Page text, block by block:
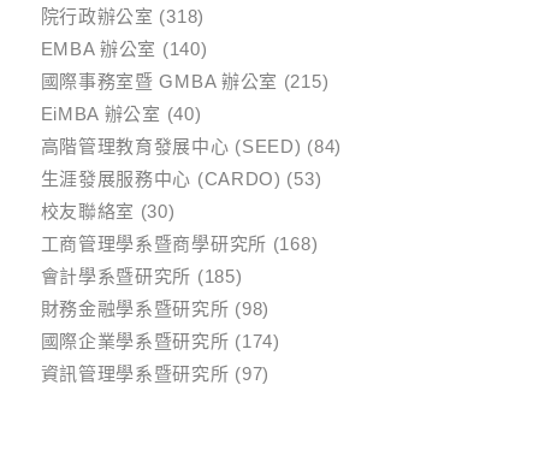
院行政辦公室 (318)
EMBA 辦公室 (140)
國際事務室暨 GMBA 辦公室 (215)
EiMBA 辦公室 (40)
高階管理教育發展中心 (SEED) (84)
生涯發展服務中心 (CARDO) (53)
校友聯絡室 (30)
工商管理學系暨商學研究所 (168)
會計學系暨研究所 (185)
財務金融學系暨研究所 (98)
國際企業學系暨研究所 (174)
資訊管理學系暨研究所 (97)